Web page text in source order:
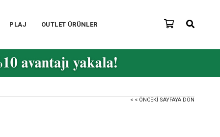
PLAJ OUTLET ÜRÜNLER
< < ÖNCEKI SAYFAYA DÖN